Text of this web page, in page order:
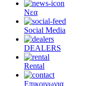
Νεα
Social Media
DEALERS
Rental
Επικοινωνια